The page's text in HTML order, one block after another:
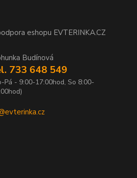
eshopu EVTERINKA.CZ
Budínová
733 648 549
Pá - 9:00-17:00hod, So 8:00-